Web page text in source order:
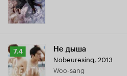
Рейтинг
Кинопоиска
7.4
7.4 Не дыша
Nobeuresing, 2013
Woo-sang